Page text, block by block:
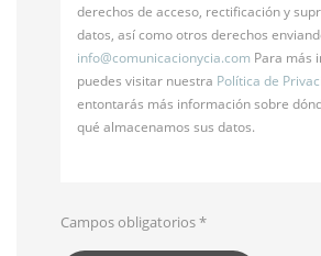
derechos de acceso, rectificación y
datos, así como otros derechos
info@comunicacionycia.com Para más
puedes visitar nuestra Política de
entontarás más información sobre
qué almacenamos sus datos.
Campos obligatorios*